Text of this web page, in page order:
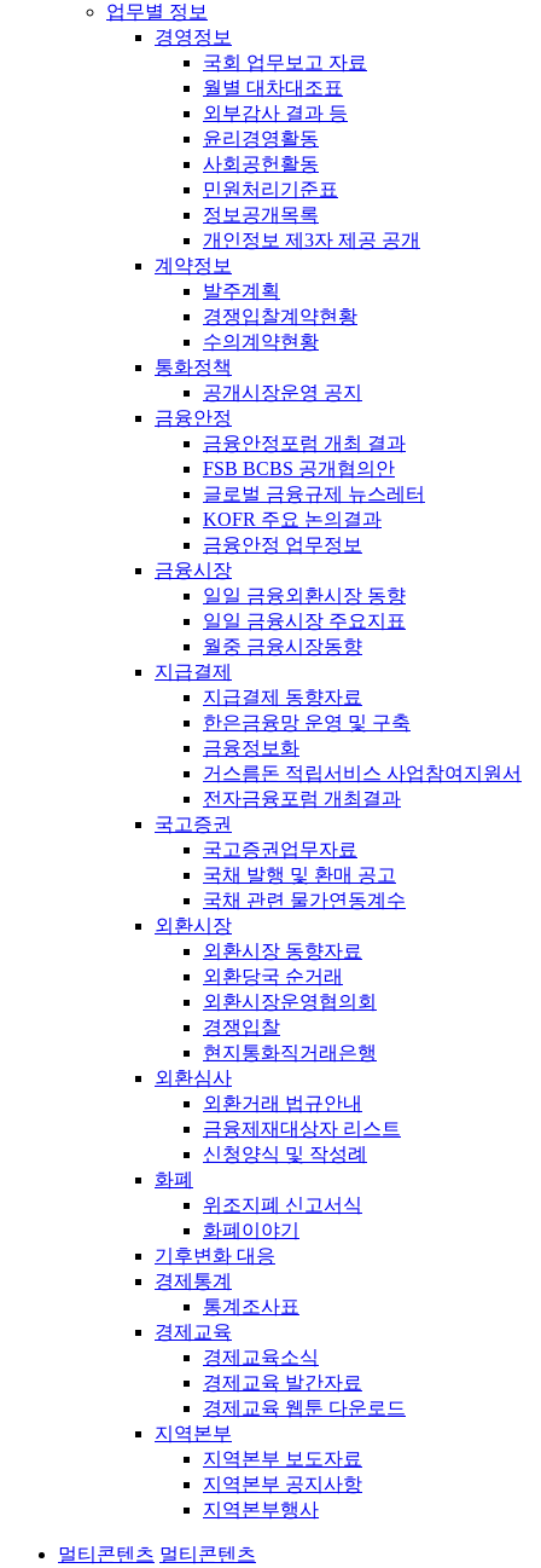
업무별 정보
경영정보
국회 업무보고 자료
월별 대차대조표
외부감사 결과 등
윤리경영활동
사회공헌활동
민원처리기준표
정보공개목록
개인정보 제3자 제공 공개
계약정보
발주계획
경쟁입찰계약현황
수의계약현황
통화정책
공개시장운영 공지
금융안정
금융안정포럼 개최 결과
FSB BCBS 공개협의안
글로벌 금융규제 뉴스레터
KOFR 주요 논의결과
금융안정 업무정보
금융시장
일일 금융외환시장 동향
일일 금융시장 주요지표
월중 금융시장동향
지급결제
지급결제 동향자료
한은금융망 운영 및 구축
금융정보화
거스름돈 적립서비스 사업참여지원서
전자금융포럼 개최결과
국고증권
국고증권업무자료
국채 발행 및 환매 공고
국채 관련 물가연동계수
외환시장
외환시장 동향자료
외환당국 순거래
외환시장운영협의회
경쟁입찰
현지통화직거래은행
외환심사
외환거래 법규안내
금융제재대상자 리스트
신청양식 및 작성례
화폐
위조지폐 신고서식
화폐이야기
기후변화 대응
경제통계
통계조사표
경제교육
경제교육소식
경제교육 발간자료
경제교육 웹툰 다운로드
지역본부
지역본부 보도자료
지역본부 공지사항
지역본부행사
멀티콘텐츠 멀티콘텐츠